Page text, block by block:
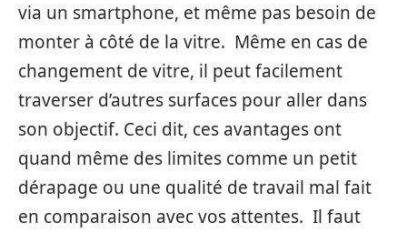
via un smartphone, et même pas besoin de
monter à côté de la vitre. Même en cas de
changement de vitre, il peut facilement
traverser d’autres surfaces pour aller dans
son objectif. Ceci dit, ces avantages ont
quand même des limites comme un petit
dérapage ou une qualité de travail mal fait
en comparaison avec vos attentes. Il faut